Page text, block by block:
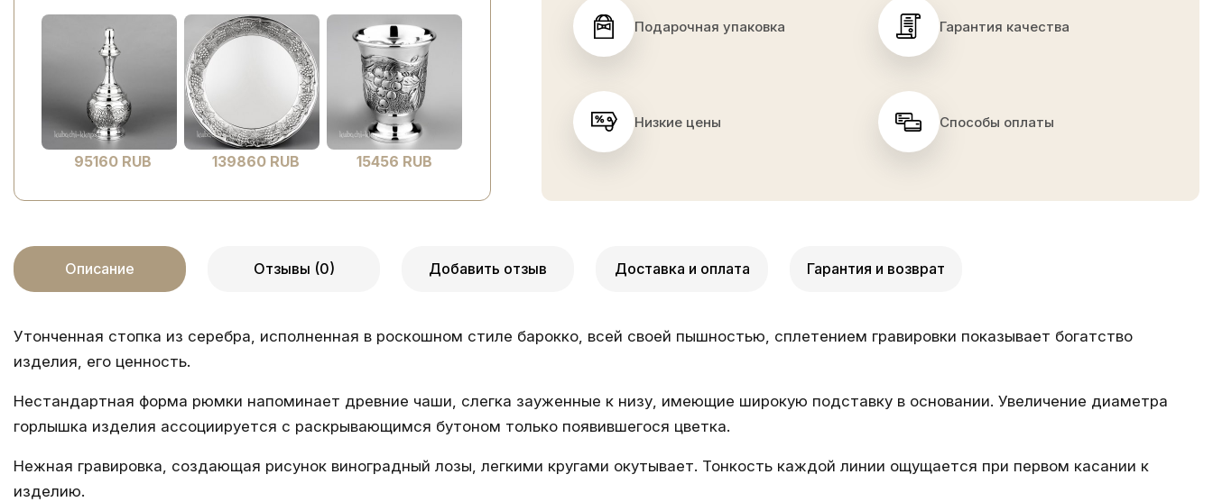
95160 RUB 139860 RUB 15456 RUB
Подарочная упаковка Гарантия качества
Низкие цены Способы оплаты
Описание Отзывы (0) Добавить отзыв Доставка и оплата Гарантия и возврат
Утонченная стопка из серебра, исполненная в роскошном стиле барокко, всей своей пышностью, сплетением гравировки показывает богатство
изделия, его ценность.
Нестандартная форма рюмки напоминает древние чаши, слегка зауженные к низу, имеющие широкую подставку в основании. Увеличение диаметра
горлышка изделия ассоциируется с раскрывающимся бутоном только появившегося цветка.
Нежная гравировка, создающая рисунок виноградный лозы, легкими кругами окутывает. Тонкость каждой линии ощущается при первом касании к
изделию.